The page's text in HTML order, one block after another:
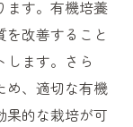
果
の力
性化
ます。有機培養
改善すること
します。さら
め、適切な有機
果的な栽培が可